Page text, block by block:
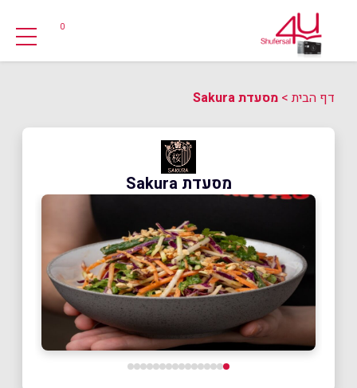
0
דף הבית> מסעדת Sakura
מסעדת Sakura